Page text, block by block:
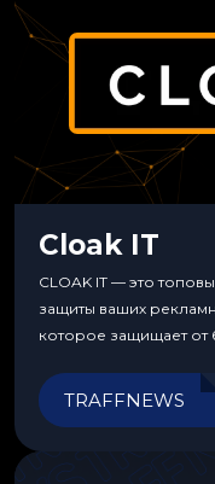
Cloak IT
CLOAK IT — это
защиты ваших
которое защищает от
программирования.
TRAFFNEWS